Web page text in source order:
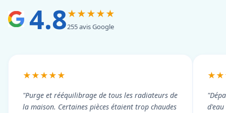
4.8★★★★★
255 avis Google
★★★★★
"Purge et rééquilibrage de tous les radiateurs de
la maison. Certaines pièces étaient trop chaudes